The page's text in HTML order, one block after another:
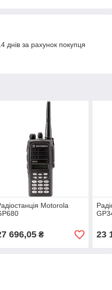
днів за рахунок покупця
Motorola
696,05₴ 23